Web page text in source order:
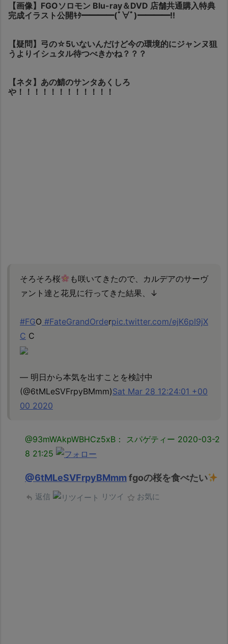
【画像】FGOソロモン Blu-ray＆DVD 店舗共通購入特典
完成イラスト公開ｷﾀ━━━━(ﾟ∀ﾟ)━━━━!!
【疑問】弓の☆5いないんだけど今の環境的にジャンヌ狙
うよりイシュタル待つべきかね？？？
【ネタ】あの鯖のサンタあくしろ
や！！！！！！！！！！！！
そろそろ桜
も咲いてきたので、カルデアのサーヴ
ァント達と花見に行ってきた結果、↓
#FGO #FateGrandOrderpic.twitter.com/ejK6pI9jX
C C
— 明日から本気を出すことを検討中
(@6tMLeSVFrpyBMmm)Sat Mar 28 12:24:01 +00
00 2020
@93mWAkpWBHCz5xB： スパゲティー 2020-03-2
8 21:25
@6tMLeSVFrpyBMmmfgoの桜を食べたい
返信 リツイ お気に